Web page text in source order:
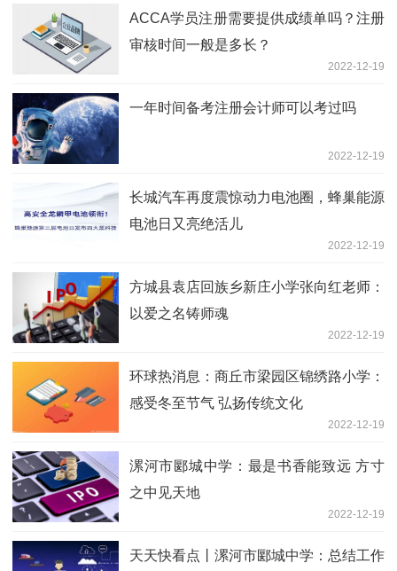
ACCA学员注册需要提供成绩单吗？注册
审核时间一般是多长？
2022-12-19
一年时间备考注册会计师可以考过吗
2022-12-19
长城汽车再度震惊动力电池圈，蜂巢能源
电池日又亮绝活儿
2022-12-19
方城县袁店回族乡新庄小学张向红老师：
以爱之名铸师魂
2022-12-19
环球热消息：商丘市梁园区锦绣路小学：
感受冬至节气 弘扬传统文化
2022-12-19
漯河市郾城中学：最是书香能致远 方寸
之中见天地
2022-12-19
天天快看点丨漯河市郾城中学：总结工作